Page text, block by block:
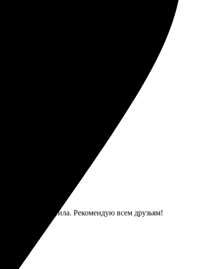
Сервис удобный, есть онлайн-заказ.
претензий, всё на уровне!
ответила. Рекомендую всем друзьям!